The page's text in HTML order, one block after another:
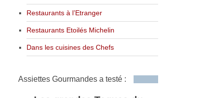
Restaurants à l’Etranger
Restaurants Etoilés Michelin
Dans les cuisines des Chefs
Assiettes Gourmandes a testé :